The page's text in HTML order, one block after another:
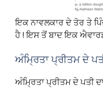
ਇਕ ਨਾਵਲਕਾਰ ਦੇ ਤੋਰ ਤੇ
ਹੈ ! ਇਸ ਤੋਂ ਬਾਦ ਇਕ
ਅੰਮ੍ਰਿਤਾ ਪ੍ਰੀਤਮ ਦੇ
ਅੰਮ੍ਰਿਤਾ ਪ੍ਰੀਤਮ ਦੇ ਪਤੀ